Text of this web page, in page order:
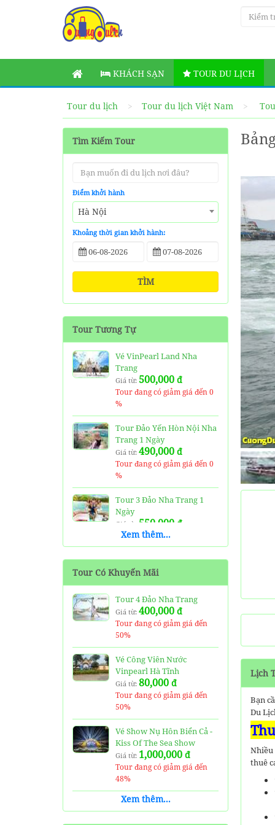
KHÁCH SẠN TOUR DU LỊCH
Tour du lịch Tour du lịch Việt Nam
Tìm Kiếm Tour
Điểm khởi hành
Hà Nội
Khoảng thời gian khởi hành:
TÌM
Tour Tương Tự
Vé VinPearl Land Nha
Trang
Giá từ: 500,000 đ
Tour đang có giảm giá đến 0
%
Tour Đảo Yến Hòn Nội Nha
Trang 1 Ngày
Giá từ: 490,000 đ
Tour đang có giảm giá đến 0
%
Tour 3 Đảo Nha Trang 1
Ngày
Giá từ: 550,000 đ
Tour đang có giảm giá đến 0
%
Tour 4 Đảo Nha Trang
Giá từ: 400,000đ
Tour đang có giảm giá đến 0
%
Vé Vinwonders Nha Trang
Tour đang có giảm giá đến 0
%
Xem thêm...
Tour Có Khuyến Mãi
Tour 4 Đảo Nha Trang
Giá từ: 400,000 đ
Tour đang có giảm giá đến
50%
Vé Công Viên Nước
Vinpearl Hà Tĩnh
Giá từ: 80,000 đ
Tour đang có giảm giá đến
50%
Vé Show Nụ Hôn Biển Cả -
Kiss Of The Sea Show
Giá từ: 1,000,000 đ
Tour đang có giảm giá đến
48%
Vé Thuỷ Cung Time City -
Vinpearl Aquarium Ticket
Xem thêm...
Lịch
Bạn
Du
Nhiều
thuê